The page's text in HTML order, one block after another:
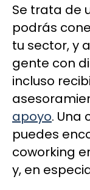
Se trata de
podrás
tu sector, y
gente con
incluso
apoyo. Una
puedes
coworking
y, en